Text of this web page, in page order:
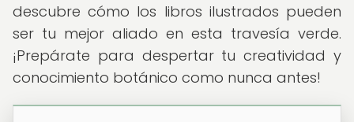
descubre cómo los libros ilustrados pueden
ser tu mejor aliado en esta travesía verde.
¡Prepárate para despertar tu creatividad y
conocimiento botánico como nunca antes!